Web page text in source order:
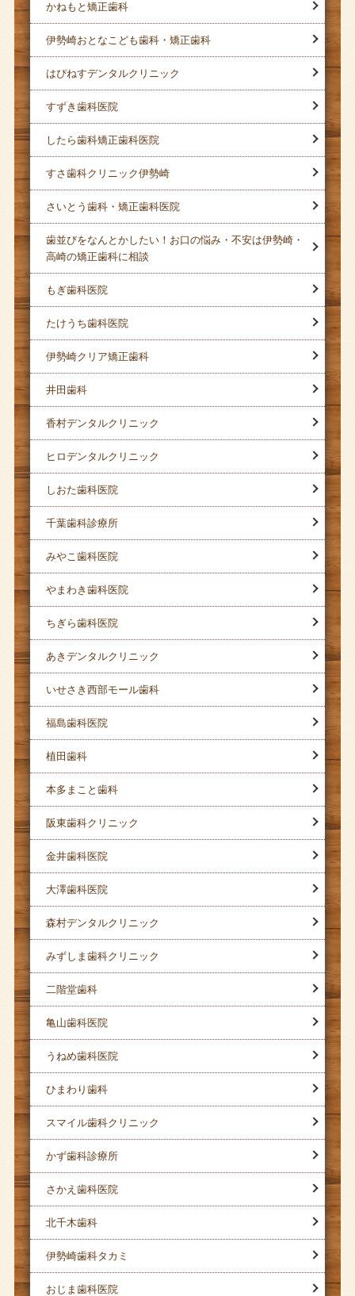
かねもと矯正歯科
伊勢崎おとなこども歯科・矯正歯科
はぴねすデンタルクリニック
すずき歯科医院
したら歯科矯正歯科医院
すさ歯科クリニック伊勢崎
さいとう歯科・矯正歯科医院
歯並びをなんとかしたい！お口の悩み・不安は伊勢崎・
高崎の矯正歯科に相談
もぎ歯科医院
たけうち歯科医院
伊勢崎クリア矯正歯科
井田歯科
香村デンタルクリニック
ヒロデンタルクリニック
しおた歯科医院
千葉歯科診療所
みやこ歯科医院
やまわき歯科医院
ちぎら歯科医院
あきデンタルクリニック
いせさき西部モール歯科
福島歯科医院
植田歯科
本多まこと歯科
阪東歯科クリニック
金井歯科医院
大澤歯科医院
森村デンタルクリニック
みずしま歯科クリニック
二階堂歯科
亀山歯科医院
うねめ歯科医院
ひまわり歯科
スマイル歯科クリニック
かず歯科診療所
さかえ歯科医院
北千木歯科
伊勢崎歯科タカミ
おじま歯科医院